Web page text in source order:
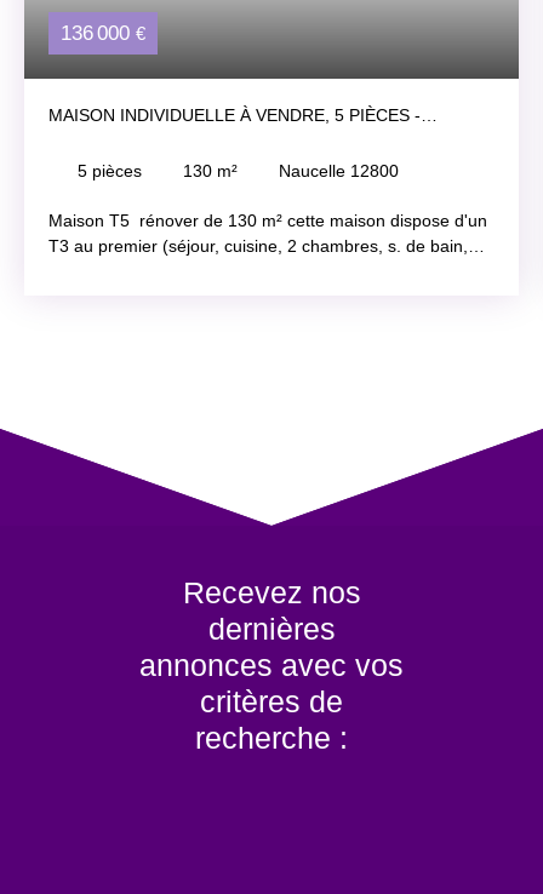
136 000 €
MAISON INDIVIDUELLE À VENDRE, 5 PIÈCES -
5 pièces 130 m² Naucelle 12800
Maison T5 rénover de 130 m² cette maison dispose d'un
T3 au premier (séjour, cuisine, 2 chambres, s. de bain,
Recevez nos
dernières
annonces avec vos
critères de
recherche :